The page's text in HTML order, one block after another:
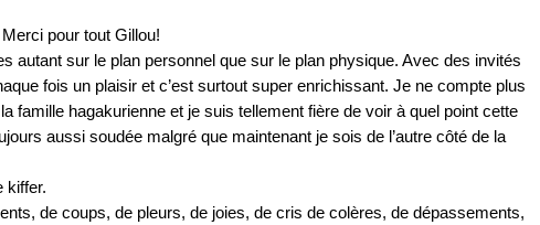
pour tout Gillou!
autant sur le plan personnel que sur le plan physique. Avec des invités
fois un plaisir et c’est surtout super enrichissant. Je ne compte plus
famille hagakurienne et je suis tellement fière de voir à quel point cette
aussi soudée malgré que maintenant je sois de l’autre côté de la
kiffer.
de coups, de pleurs, de joies, de cris de colères, de dépassements,